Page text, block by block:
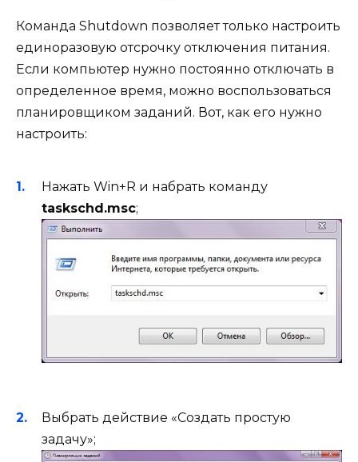
Команда Shutdown позволяет только настроить
единоразовую отсрочку отключения питания.
Если компьютер нужно постоянно отключать в
определенное время, можно воспользоваться
планировщиком заданий. Вот, как его нужно
настроить:
Нажать Win+R и набрать команду
taskschd.msc;
Выбрать действие «Создать простую
задачу»;